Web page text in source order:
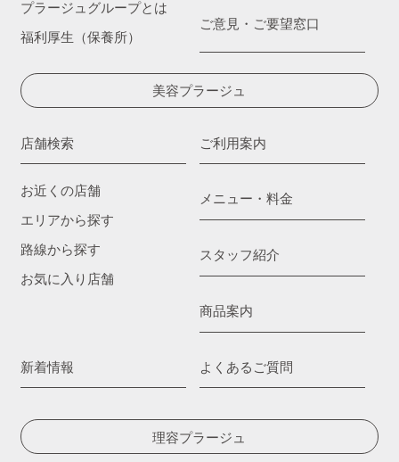
プラージュグループとは
福利厚生（保養所）
ご意見・ご要望窓口
美容プラージュ
店舗検索
お近くの店舗
エリアから探す
路線から探す
お気に入り店舗
ご利用案内
メニュー・料金
スタッフ紹介
商品案内
新着情報 よくあるご質問
理容プラージュ